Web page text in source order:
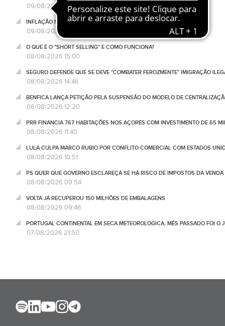
09/08/2026 11:20
INFLAÇÃO NA CHINA ABRANDA PELO TERCEIRO MÊS CONSECUTIVO
09/08/2026 10:15
O QUE É O "SHORT SELLING" E COMO FUNCIONA?
08/08/2026 15:00
SEGURO DEFENDE QUE SE DEVE "COMBATER FEROZMENTE" IMIGRAÇÃO
08/08/2026 14:46
BENFICA LANÇA PETIÇÃO PELA SUSPENSÃO DO MODELO DE
08/08/2026 12:20
PRR FINANCIA 767 HABITAÇÕES NOS AÇORES COM INVESTIMENTO DE 65
08/08/2026 11:40
LULA CULPA MARCO RUBIO POR CONFLITO COMERCIAL COM ESTADOS
08/08/2026 10:51
PS QUER QUE GOVERNO ESCLAREÇA SE HÁ RISCO DE IMPOSTOS DA
08/08/2026 09:54
VOLTA JÁ RECUPEROU 150 MILHÕES DE EMBALAGENS
08/08/2026 09:46
PORTUGAL CONTINENTAL EM SECA METEOROLÓGICA, MÊS PASSADO FOI O
07/08/2026 21:50